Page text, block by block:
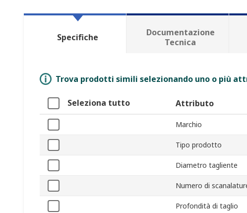
Specifiche
Documentazione
Tecnica
Trova prodotti simili selezionando uno o più
Seleziona tutto Attributo
Marchio
Tipo prodotto
Diametro tagliente
Numero di
Profondità di taglio